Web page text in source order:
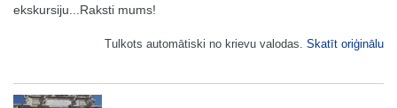
ekskursiju...Raksti mums!
Tulkots automātiski no krievu valodas. Skatīt oriģinālu